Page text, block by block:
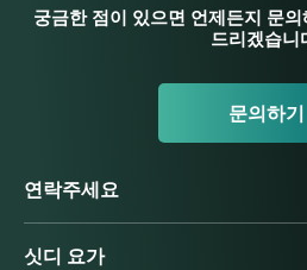
궁금한 점이 있으면 언제든지 문
드리겠습니
문의하기
연락주세요
싯디 요가